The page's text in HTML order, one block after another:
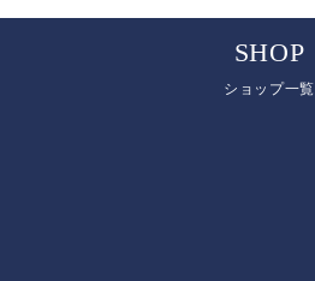
SHOP
ショップ一覧